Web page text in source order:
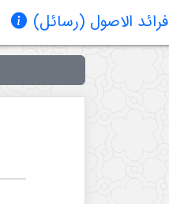
فرائد الاصول (رسائل)